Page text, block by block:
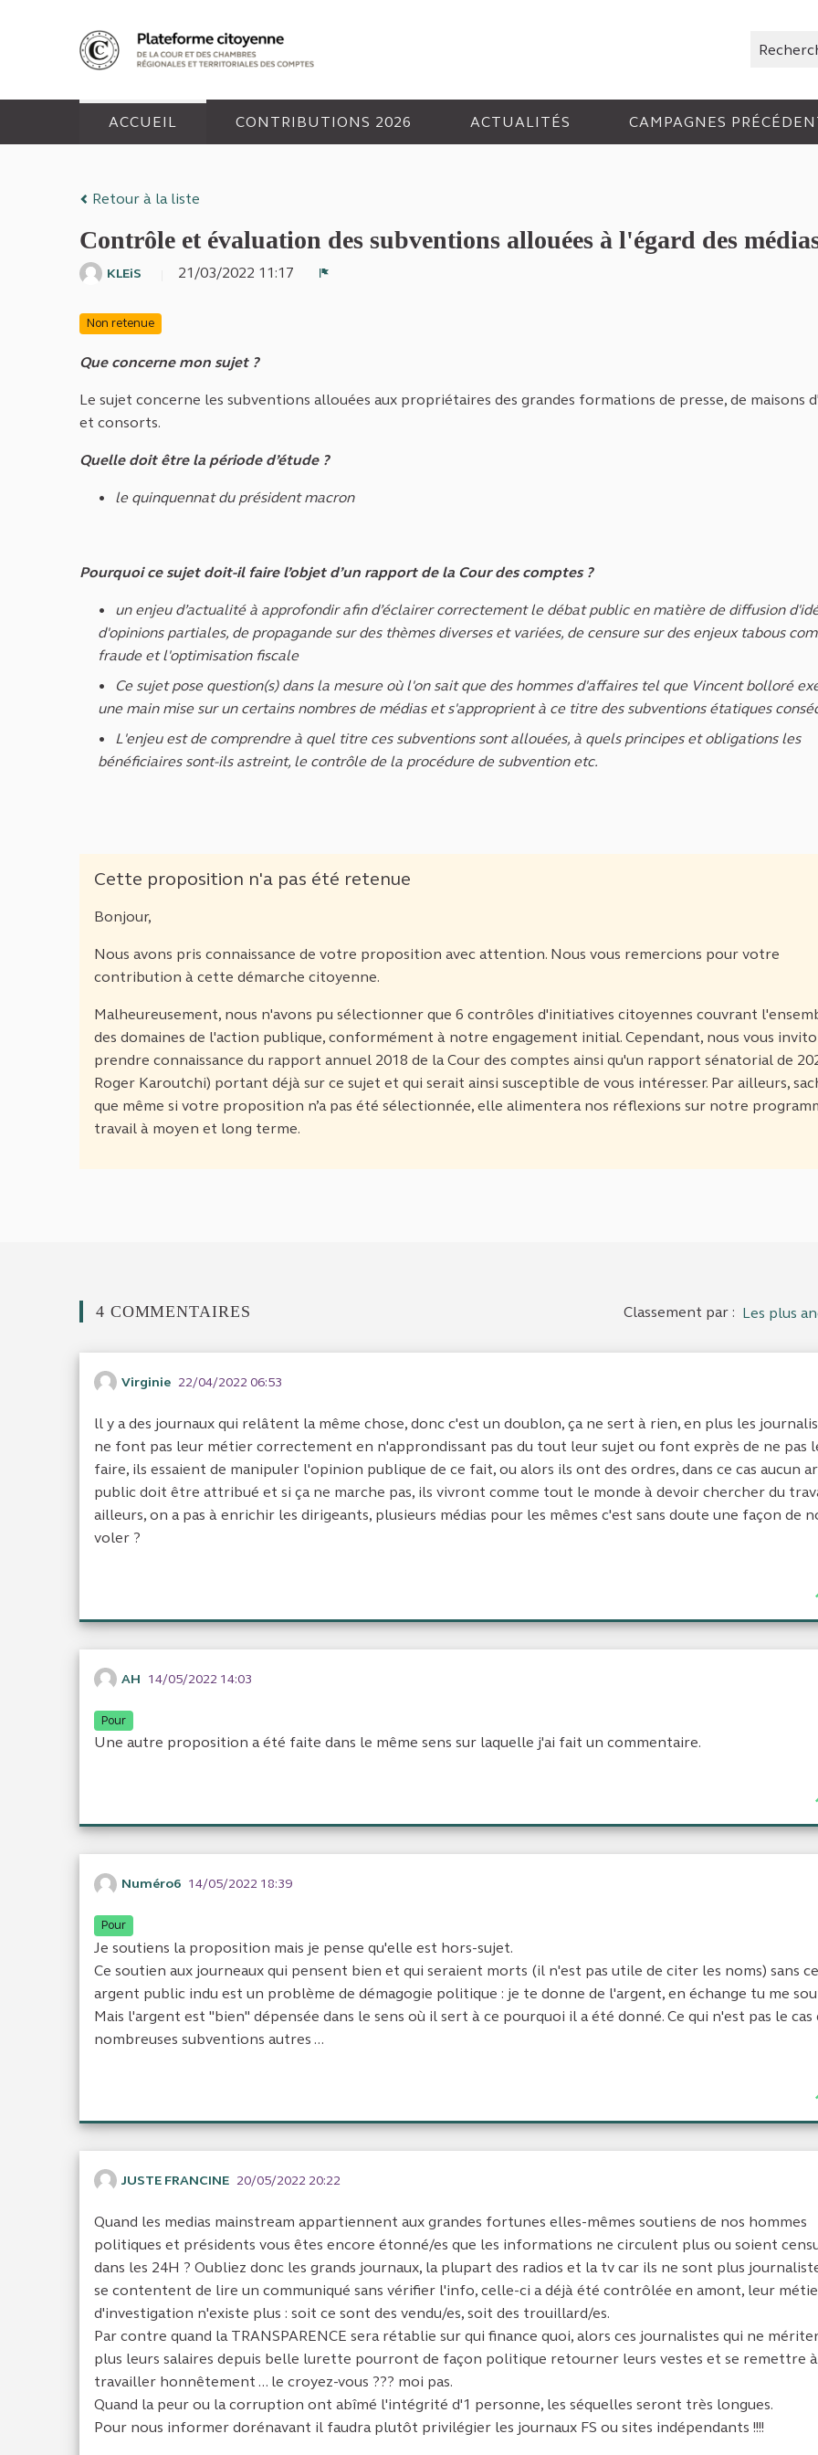
Rechercher
ACCUEIL CONTRIBUTIONS 2026 ACTUALITÉS CAMPAGNES
Retour à la liste
Contrôle et évaluation des subventions allouées à l'égard des
KLEiS
21/03/2022 11:17
Non retenue
Que concerne mon sujet ?
Le sujet concerne les subventions allouées aux propriétaires des grandes formations de presse, de maisons
et consorts.
Quelle doit être la période d’étude ?
le quinquennat du président macron
Pourquoi ce sujet doit-il faire l’objet d’un rapport de la Cour des comptes ?
un enjeu d’actualité à approfondir afin d’éclairer correctement le débat public en matière de diffusion
d'opinions partiales, de propagande sur des thèmes diverses et variées, de censure sur des enjeux tabous
fraude et l'optimisation fiscale
Ce sujet pose question(s) dans la mesure où l'on sait que des hommes d'affaires tel que Vincent bolloré
une main mise sur un certains nombres de médias et s'approprient à ce titre des subventions étatiques
L'enjeu est de comprendre à quel titre ces subventions sont allouées, à quels principes et obligations les
bénéficiaires sont-ils astreint, le contrôle de la procédure de subvention etc.
Cette proposition n'a pas été retenue
Bonjour,
Nous avons pris connaissance de votre proposition avec attention. Nous vous remercions pour votre
contribution à cette démarche citoyenne.
Malheureusement, nous n'avons pu sélectionner que 6 contrôles d'initiatives citoyennes couvrant
des domaines de l'action publique, conformément à notre engagement initial. Cependant, nous vous
prendre connaissance du rapport annuel 2018 de la Cour des comptes ainsi qu'un rapport sénatorial de
Roger Karoutchi) portant déjà sur ce sujet et qui serait ainsi susceptible de vous intéresser. Par ailleurs,
que même si votre proposition n’a pas été sélectionnée, elle alimentera nos réflexions sur notre
travail à moyen et long terme.
4 COMMENTAIRES Classement par : Les plus
Virginie 22/04/2022 06:53
ll y a des journaux qui relâtent la même chose, donc c'est un doublon, ça ne sert à rien, en plus les
ne font pas leur métier correctement en n'approndissant pas du tout leur sujet ou font exprès de ne pas
faire, ils essaient de manipuler l'opinion publique de ce fait, ou alors ils ont des ordres, dans ce cas aucun
public doit être attribué et si ça ne marche pas, ils vivront comme tout le monde à devoir chercher du
ailleurs, on a pas à enrichir les dirigeants, plusieurs médias pour les mêmes c'est sans doute une façon de
voler ?
AH 14/05/2022 14:03
Pour
Une autre proposition a été faite dans le même sens sur laquelle j'ai fait un commentaire.
Numéro6 14/05/2022 18:39
Pour
Je soutiens la proposition mais je pense qu'elle est hors-sujet.
Ce soutien aux journeaux qui pensent bien et qui seraient morts (il n'est pas utile de citer les noms) sans
argent public indu est un problème de démagogie politique : je te donne de l'argent, en échange tu me
Mais l'argent est "bien" dépensée dans le sens où il sert à ce pourquoi il a été donné. Ce qui n'est pas le cas
nombreuses subventions autres ...
JUSTE FRANCINE 20/05/2022 20:22
Quand les medias mainstream appartiennent aux grandes fortunes elles-mêmes soutiens de nos hommes
politiques et présidents vous êtes encore étonné/es que les informations ne circulent plus ou soient
dans les 24H ? Oubliez donc les grands journaux, la plupart des radios et la tv car ils ne sont plus
se contentent de lire un communiqué sans vérifier l'info, celle-ci a déjà été contrôlée en amont, leur
d'investigation n'existe plus : soit ce sont des vendu/es, soit des trouillard/es.
Par contre quand la TRANSPARENCE sera rétablie sur qui finance quoi, alors ces journalistes qui ne
plus leurs salaires depuis belle lurette pourront de façon politique retourner leurs vestes et se remettre à
travailler honnêtement ... le croyez-vous ??? moi pas.
Quand la peur ou la corruption ont abîmé l'intégrité d'1 personne, les séquelles seront très longues.
Pour nous informer dorénavant il faudra plutôt privilégier les journaux FS ou sites indépendants !!!!